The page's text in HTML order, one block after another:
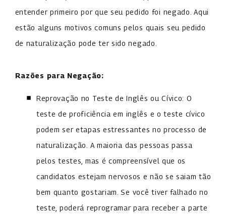
entender primeiro por que seu pedido foi negado. Aqui
estão alguns motivos comuns pelos quais seu pedido
de naturalização pode ter sido negado.
Razões para Negação:
Reprovação no Teste de Inglês ou Cívico: O
teste de proficiência em inglês e o teste cívico
podem ser etapas estressantes no processo de
naturalização. A maioria das pessoas passa
pelos testes, mas é compreensível que os
candidatos estejam nervosos e não se saiam tão
bem quanto gostariam. Se você tiver falhado no
teste, poderá reprogramar para receber a parte